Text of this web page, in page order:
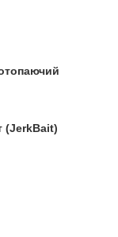
(JerkBait)